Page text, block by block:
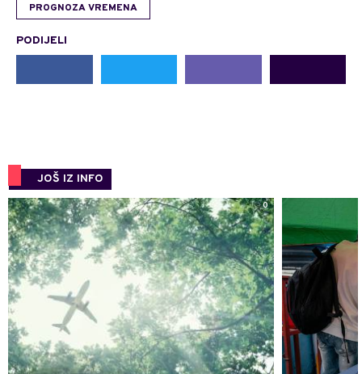
PROGNOZA VREMENA
PODIJELI
JOŠ IZ INFO
0